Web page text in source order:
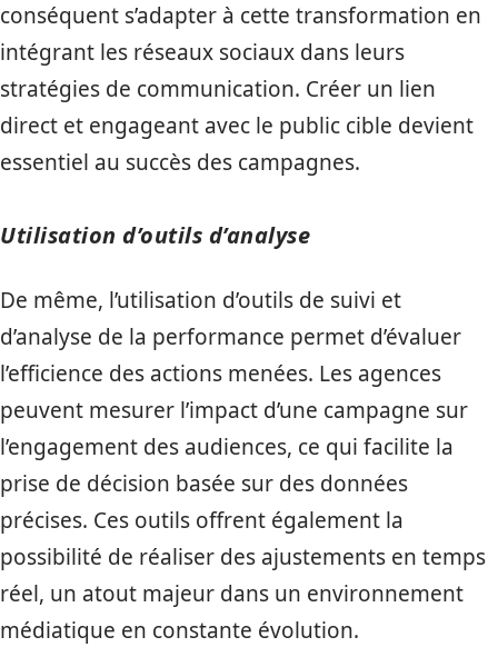
conséquent s’adapter à cette transformation en
intégrant les réseaux sociaux dans leurs
stratégies de communication. Créer un lien
direct et engageant avec le public cible devient
essentiel au succès des campagnes.
Utilisation d’outils d’analyse
De même, l’utilisation d’outils de suivi et
d’analyse de la performance permet d’évaluer
l’efficience des actions menées. Les agences
peuvent mesurer l’impact d’une campagne sur
l’engagement des audiences, ce qui facilite la
prise de décision basée sur des données
précises. Ces outils offrent également la
possibilité de réaliser des ajustements en temps
réel, un atout majeur dans un environnement
médiatique en constante évolution.